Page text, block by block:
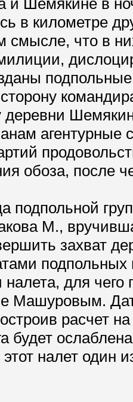
в километре
смысле, что в
деревни
обоза, после
подпольной
М.,
захват
для чего
Машуровым.
расчет
будет
налет один